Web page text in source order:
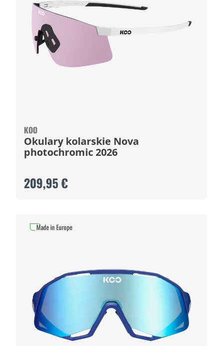
KOO
Okulary kolarskie Nova
photochromic 2026
209,95 €
Made in Europe